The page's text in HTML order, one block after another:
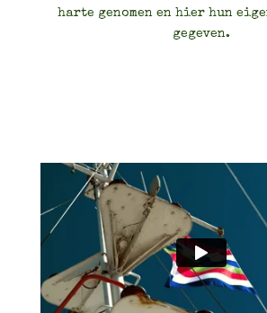
harte genomen en hier hun
gegeven.